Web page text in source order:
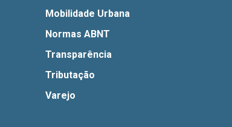
Mobilidade Urbana
Normas ABNT
Transparência
Tributação
Varejo